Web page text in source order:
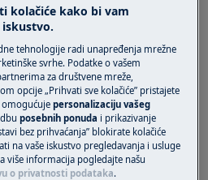
s električnom
kod pećnice koja se
je uzrok kvara na
pećnice. Popravak
je jednostavan popravak.
će trebati
naš kontaktni centar ili
kolačiće kako bi vam
tehnologije radi unapređenja mrežne
svrhe. Podatke o vašem
za društvene mreže,
opcije „Prihvati sve kolačiće” pristajete
omogućujepersonalizaciju vašeg
posebnih ponuda i prikazivanje
bez prihvaćanja” blokirate kolačiće
na vaše iskustvo pregledavanja i usluge
više informacija pogledajte našu
o privatnosti podataka.